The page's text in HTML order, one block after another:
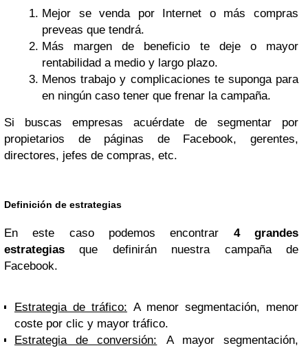
Mejor se venda por Internet o más compras
preveas que tendrá.
Más margen de beneficio te deje o mayor
rentabilidad a medio y largo plazo.
Menos trabajo y complicaciones te suponga para
en ningún caso tener que frenar la campaña.
Si buscas empresas acuérdate de segmentar por
propietarios de páginas de Facebook, gerentes,
directores, jefes de compras, etc.
Definición de estrategias
En este caso podemos encontrar 4 grandes
estrategias que definirán nuestra campaña de
Facebook.
Estrategia de tráfico: A menor segmentación, menor
coste por clic y mayor tráfico.
Estrategia de conversión: A mayor segmentación,